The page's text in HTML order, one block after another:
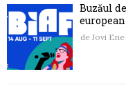
Buzăul
de Jovi Ene